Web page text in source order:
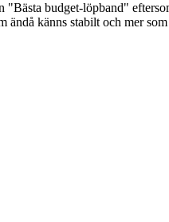
"Bästa budget-löpband"
ändå känns stabilt och mer